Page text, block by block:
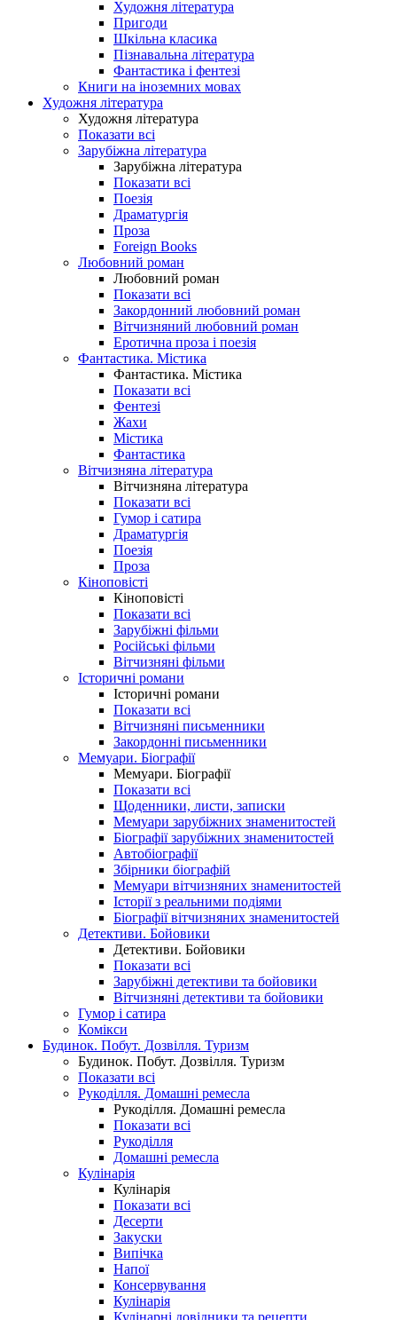
Художня література
Пригоди
Шкільна класика
Пізнавальна література
Фантастика і фентезі
Книги на іноземних мовах
Художня література
Художня література
Показати всі
Зарубіжна література
Зарубіжна література
Показати всі
Поезія
Драматургія
Проза
Foreign Books
Любовний роман
Любовний роман
Показати всі
Закордонний любовний роман
Вітчизняний любовний роман
Еротична проза і поезія
Фантастика. Містика
Фантастика. Містика
Показати всі
Фентезі
Жахи
Містика
Фантастика
Вітчизняна література
Вітчизняна література
Показати всі
Гумор і сатира
Драматургія
Поезія
Проза
Кіноповісті
Кіноповісті
Показати всі
Зарубіжні фільми
Російські фільми
Вітчизняні фільми
Історичні романи
Історичні романи
Показати всі
Вітчизняні письменники
Закордонні письменники
Мемуари. Біографії
Мемуари. Біографії
Показати всі
Щоденники, листи, записки
Мемуари зарубіжних знаменитостей
Біографії зарубіжних знаменитостей
Автобіографії
Збірники біографій
Мемуари вітчизняних знаменитостей
Історії з реальними подіями
Біографії вітчизняних знаменитостей
Детективи. Бойовики
Детективи. Бойовики
Показати всі
Зарубіжні детективи та бойовики
Вітчизняні детективи та бойовики
Гумор і сатира
Комікси
Будинок. Побут. Дозвілля. Туризм
Будинок. Побут. Дозвілля. Туризм
Показати всі
Рукоділля. Домашні ремесла
Рукоділля. Домашні ремесла
Показати всі
Рукоділля
Домашні ремесла
Кулінарія
Кулінарія
Показати всі
Десерти
Закуски
Випічка
Напої
Консервування
Кулінарія
Кулінарні довідники та рецепти